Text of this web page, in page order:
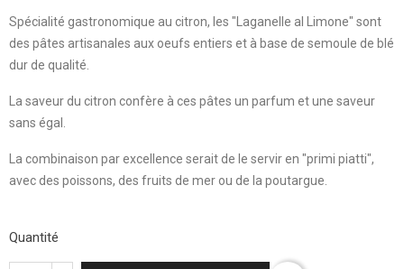
Spécialité gastronomique au citron, les "Laganelle al Limone" sont
des pâtes artisanales aux oeufs entiers et à base de semoule de blé
dur de qualité.
La saveur du citron confère à ces pâtes un parfum et une saveur
sans égal.
La combinaison par excellence serait de le servir en "primi piatti",
avec des poissons, des fruits de mer ou de la poutargue.
Quantité